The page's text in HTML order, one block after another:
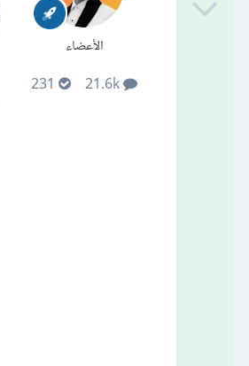
الأعضاء